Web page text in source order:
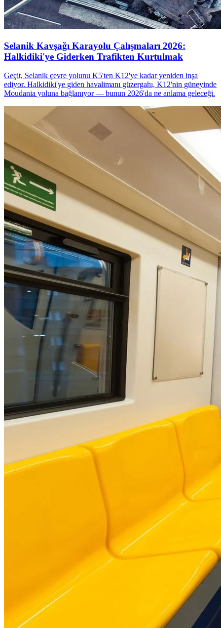
Selanik Kavşağı Karayolu Çalışmaları 2026:
Halkidiki'ye Giderken Trafikten Kurtulmak
Geçit, Selanik çevre yolunu K5'ten K12'ye kadar yeniden inşa
ediyor. Halkidiki'ye giden havalimanı güzergahı, K12'nin güneyinde
Moudania yoluna bağlanıyor — bunun 2026'da ne anlama geleceği.